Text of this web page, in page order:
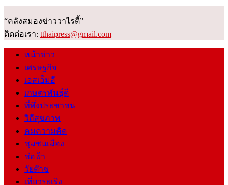
“คลังสมองข่าววาไรตี้”
ติดต่อเรา: tthaipress@gmail.com
หน้าข่าว
เศรษฐกิจ
เอสเอ็มอี
เกษตรพันธุ์ดี
ที่พึ่งประชาชน
วิถีสุขภาพ
คมความคิด
ชุมชนเมือง
ช่อฟ้า
วัยต๊าช
เที่ยวระเริง